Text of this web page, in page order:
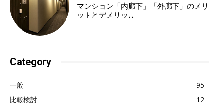
マンション「内廊下」「外廊下」のメリ
ットとデメリッ...
Category
一般
95
比較検討
12